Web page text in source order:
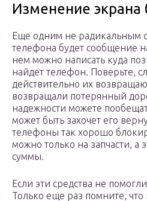
Изменение экрана
Еще одним не радикальным
телефона будет сообщение
нем можно написать куда
найдет телефон. Поверьте,
действительно их
возвращали потерянный
надежности можете
может быть захочет его
телефоны так хорошо
можно только на запчасти, а
суммы.
Если эти средства не
Только еще раз помните, что